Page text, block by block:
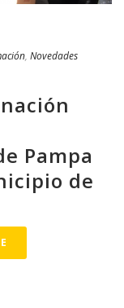
, Novedades
Pampa
de